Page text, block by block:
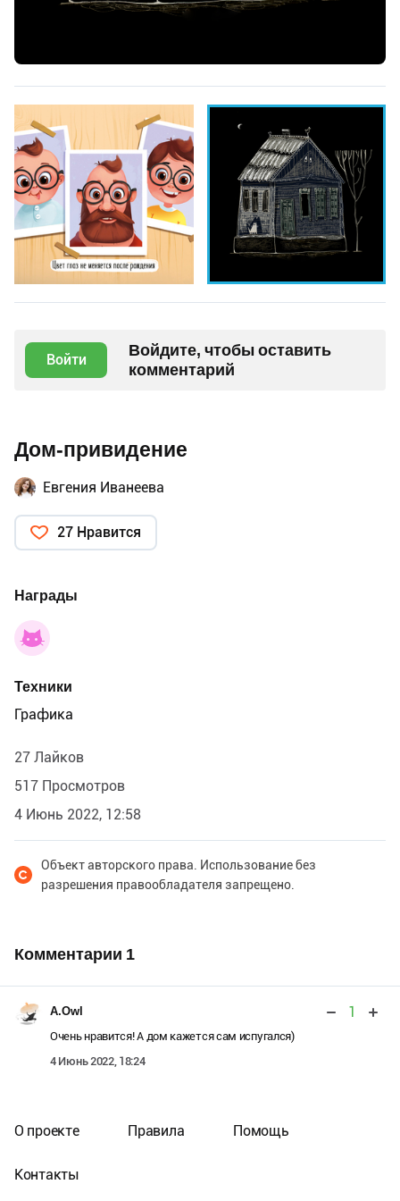
Войти
Войдите, чтобы оставить
комментарий
Дом-привидение
Евгения Иванеева
27 Нравится
Награды
Техники
Графика
27 Лайков
517 Просмотров
4 Июнь 2022, 12:58
Объект авторского права. Использование без
разрешения правообладателя запрещено.
Комментарии 1
A.Owl 1
Очень нравится! А дом кажется сам испугался)
4 Июнь 2022, 18:24
О проекте Правила Помощь
Контакты